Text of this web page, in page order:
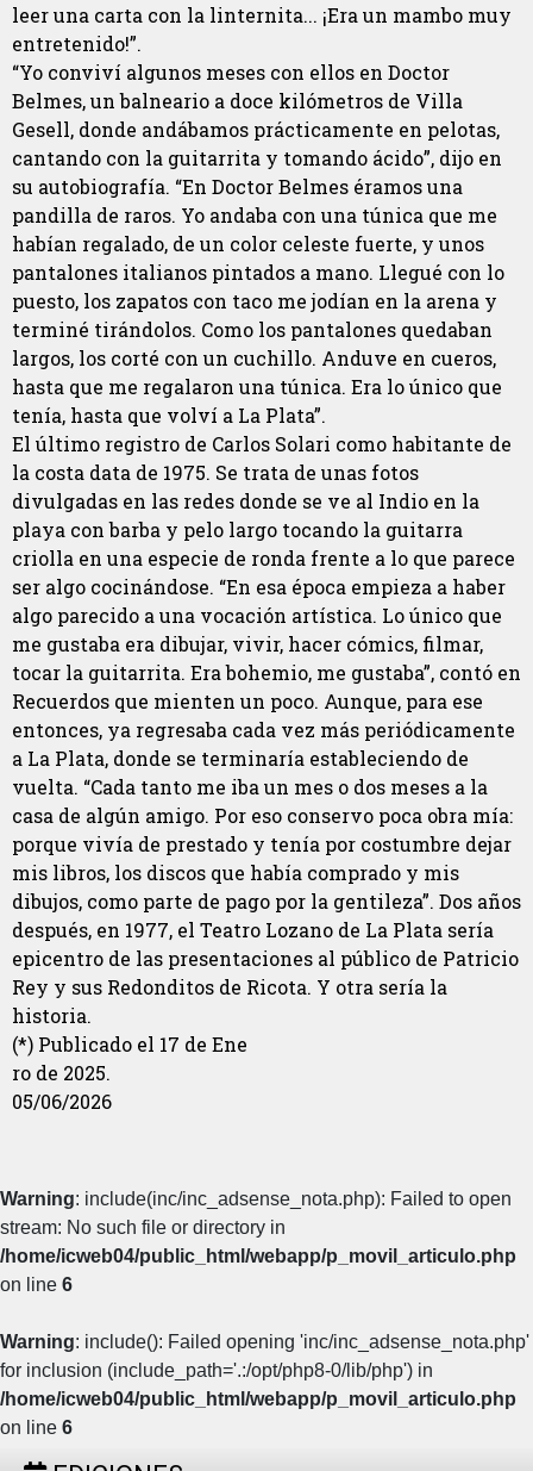
leer una carta con la linternita... ¡Era un mambo muy
entretenido!”.
“Yo conviví algunos meses con ellos en Doctor
Belmes, un balneario a doce kilómetros de Villa
Gesell, donde andábamos prácticamente en pelotas,
cantando con la guitarrita y tomando ácido”, dijo en
su autobiografía. “En Doctor Belmes éramos una
pandilla de raros. Yo andaba con una túnica que me
habían regalado, de un color celeste fuerte, y unos
pantalones italianos pintados a mano. Llegué con lo
puesto, los zapatos con taco me jodían en la arena y
terminé tirándolos. Como los pantalones quedaban
largos, los corté con un cuchillo. Anduve en cueros,
hasta que me regalaron una túnica. Era lo único que
tenía, hasta que volví a La Plata”.
El último registro de Carlos Solari como habitante de
la costa data de 1975. Se trata de unas fotos
divulgadas en las redes donde se ve al Indio en la
playa con barba y pelo largo tocando la guitarra
criolla en una especie de ronda frente a lo que parece
ser algo cocinándose. “En esa época empieza a haber
algo parecido a una vocación artística. Lo único que
me gustaba era dibujar, vivir, hacer cómics, filmar,
tocar la guitarrita. Era bohemio, me gustaba”, contó en
Recuerdos que mienten un poco. Aunque, para ese
entonces, ya regresaba cada vez más periódicamente
a La Plata, donde se terminaría estableciendo de
vuelta. “Cada tanto me iba un mes o dos meses a la
casa de algún amigo. Por eso conservo poca obra mía:
porque vivía de prestado y tenía por costumbre dejar
mis libros, los discos que había comprado y mis
dibujos, como parte de pago por la gentileza”. Dos años
después, en 1977, el Teatro Lozano de La Plata sería
epicentro de las presentaciones al público de Patricio
Rey y sus Redonditos de Ricota. Y otra sería la
historia.
(*) Publicado el 17 de Ene
ro de 2025.
05/06/2026
Warning: include(inc/inc_adsense_nota.php): Failed to open
stream: No such file or directory in
/home/icweb04/public_html/webapp/p_movil_articulo.php
on line 6
Warning: include(): Failed opening 'inc/inc_adsense_nota.php'
for inclusion (include_path='.:/opt/php8-0/lib/php') in
/home/icweb04/public_html/webapp/p_movil_articulo.php
on line 6